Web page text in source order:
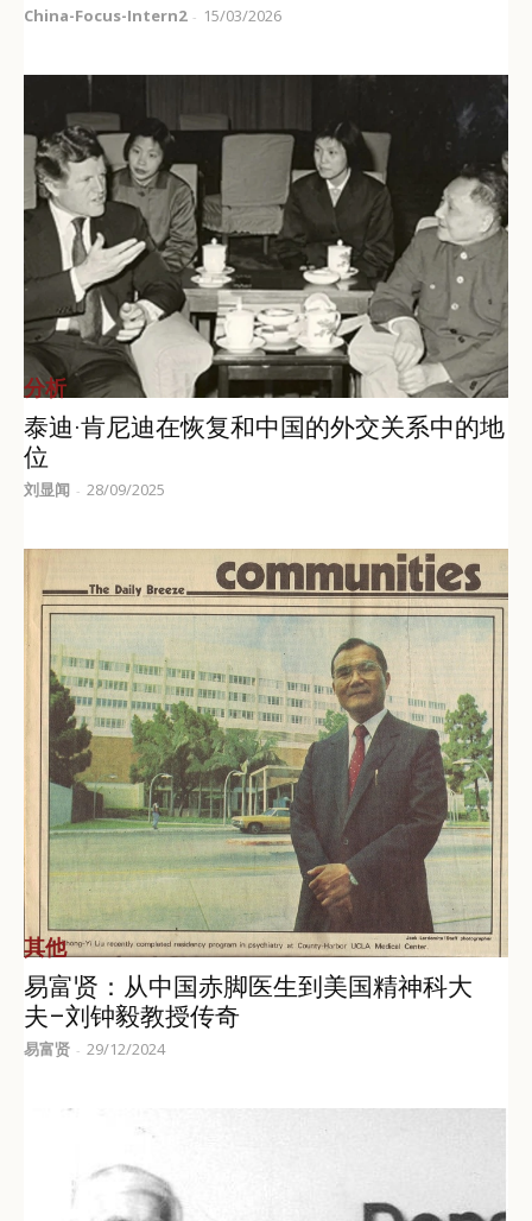
China-Focus-Intern2 - 15/03/2026
分析
泰迪·肯尼迪在恢复和中国的外交关系中的地
位
刘显闻 - 28/09/2025
其他
易富贤：从中国赤脚医生到美国精神科大
夫–刘钟毅教授传奇
易富贤 - 29/12/2024